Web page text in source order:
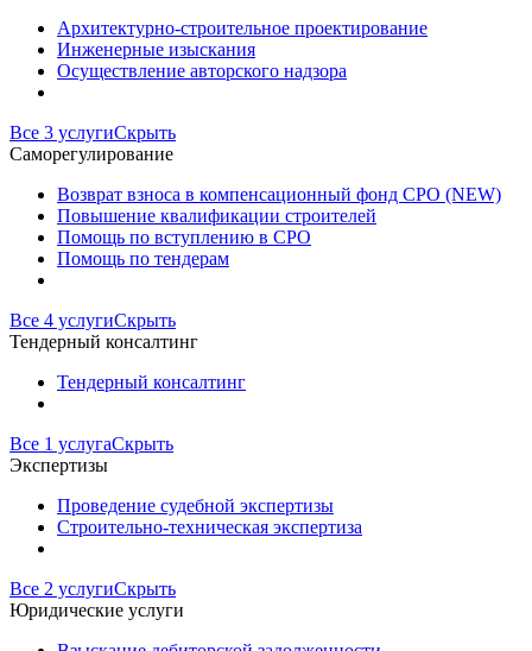
Архитектурно-строительное проектирование
Инженерные изыскания
Осуществление авторского надзора
Все 3 услугиСкрыть
Саморегулирование
Возврат взноса в компенсационный фонд СРО (NEW)
Повышение квалификации строителей
Помощь по вступлению в СРО
Помощь по тендерам
Все 4 услугиСкрыть
Тендерный консалтинг
Тендерный консалтинг
Все 1 услугаСкрыть
Экспертизы
Проведение судебной экспертизы
Строительно-техническая экспертиза
Все 2 услугиСкрыть
Юридические услуги